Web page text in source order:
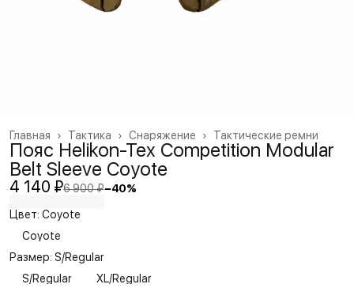
Тактические ремни
Снаряжение ›
Тактика ›
Главная ›
Пояс Helikon-Tex Competition Modular
Belt Sleeve Coyote
4 140 ₽6 900 ₽−40%
Цвет: Coyote
Coyote
Размер: S/Regular
S/Regular
XL/Regular